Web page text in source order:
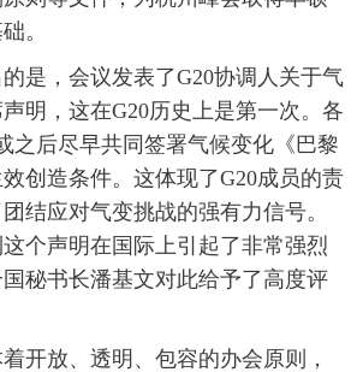
。
，会议发表了G20协调人关于气
明，这在G20历史上是第一次。各
之后尽早共同签署气候变化《巴黎
创造条件。这体现了G20成员的责
结应对气变挑战的强有力信号。
个声明在国际上引起了非常强烈
秘书长潘基文对此给予了高度评
放、透明、包容的办会原则，